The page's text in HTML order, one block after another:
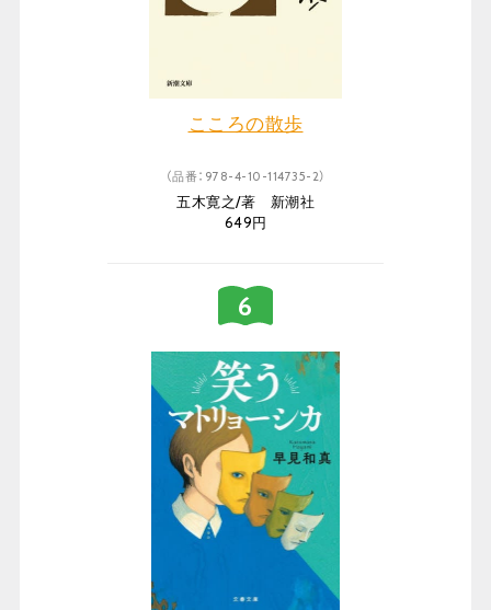
こころの散歩
（品番：978-4-10-114735-2）
五木寛之/著 新潮社
649円